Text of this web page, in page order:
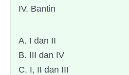
IV. Bantin
A. I dan II
B. III dan IV
C. I, II dan III